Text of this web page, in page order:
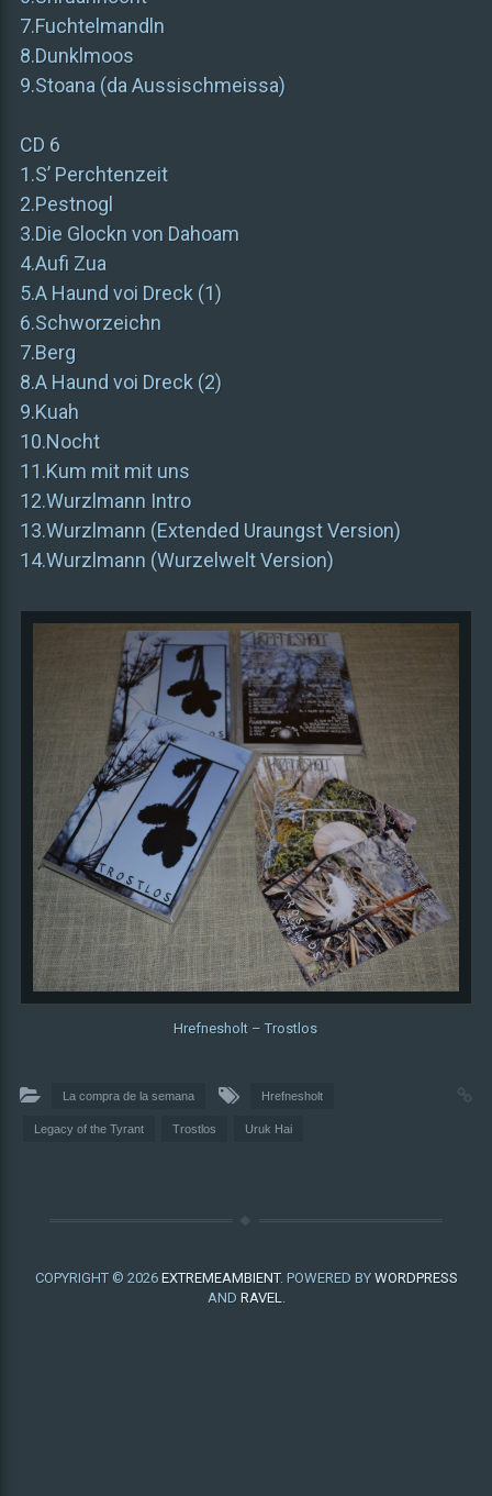
7.Fuchtelmandln
8.Dunklmoos
9.Stoana (da Aussischmeissa)
CD 6
1.S’ Perchtenzeit
2.Pestnogl
3.Die Glockn von Dahoam
4.Aufi Zua
5.A Haund voi Dreck (1)
6.Schworzeichn
7.Berg
8.A Haund voi Dreck (2)
9.Kuah
10.Nocht
11.Kum mit mit uns
12.Wurzlmann Intro
13.Wurzlmann (Extended Uraungst Version)
14.Wurzlmann (Wurzelwelt Version)
Hrefnesholt – Trostlos
La compra de la semana Hrefnesholt
Legacy of the Tyrant Trostlos Uruk Hai
COPYRIGHT © 2026 EXTREMEAMBIENT. POWERED BY WORDPRESS
AND RAVEL